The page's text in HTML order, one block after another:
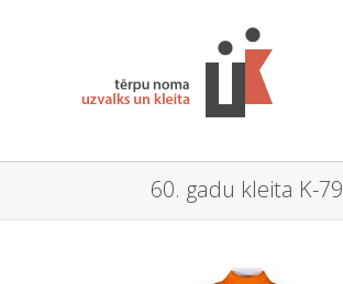
60. gadu kleita K-79